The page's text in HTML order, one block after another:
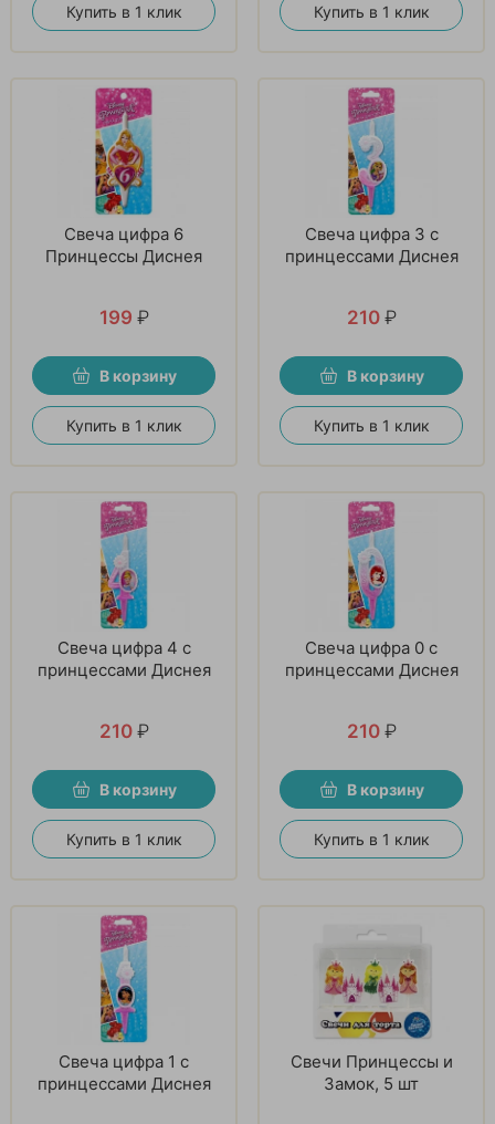
Купить в 1 клик Купить в 1 клик
Свеча цифра 6
Принцессы Диснея
199 ₽
В корзину
Купить в 1 клик
Свеча цифра 3 с
принцессами Диснея
210 ₽
В корзину
Купить в 1 клик
Свеча цифра 4 с
принцессами Диснея
210 ₽
В корзину
Купить в 1 клик
Свеча цифра 0 с
принцессами Диснея
210 ₽
В корзину
Купить в 1 клик
Свеча цифра 1 с
принцессами Диснея
Свечи Принцессы и
Замок, 5 шт